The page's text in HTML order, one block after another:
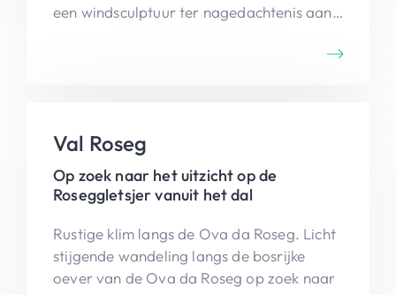
een windsculptuur ter nagedachtenis aan
Val Roseg
Op zoek naar het uitzicht op de
Roseggletsjer vanuit het dal
Rustige klim langs de Ova da Roseg. Licht
stijgende wandeling langs de bosrijke
oever van de Ova da Roseg op zoek naar